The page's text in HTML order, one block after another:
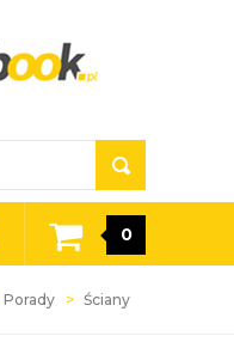
0
Porady Ściany